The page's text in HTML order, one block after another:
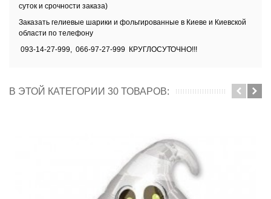
суток и срочности заказа)
Заказать гелиевые шарики и фольгированные в Киеве и Киевской
области по телефону
093-14-27-999, 066-97-27-999 КРУГЛОСУТОЧНО!!!
В ЭТОЙ КАТЕГОРИИ 30 ТОВАРОВ: